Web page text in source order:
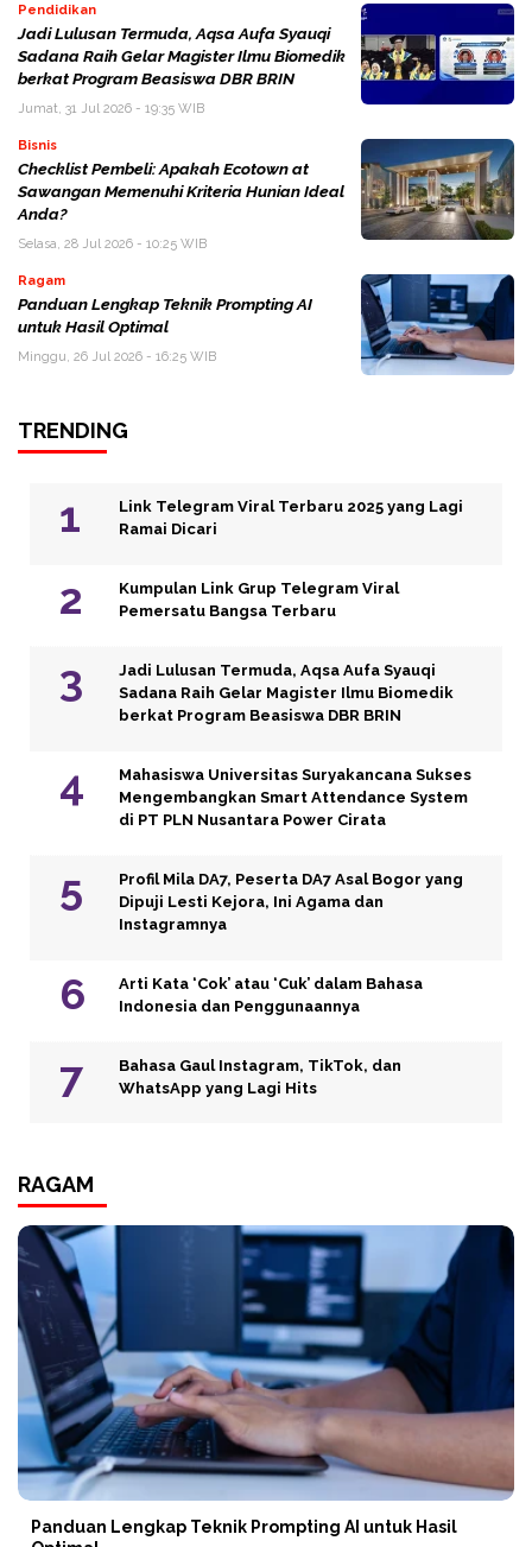
Pendidikan
Jadi Lulusan Termuda, Aqsa Aufa Syauqi
Sadana Raih Gelar Magister Ilmu Biomedik
berkat Program Beasiswa DBR BRIN
Jumat, 31 Jul 2026 - 19:35 WIB
Bisnis
Checklist Pembeli: Apakah Ecotown at
Sawangan Memenuhi Kriteria Hunian Ideal
Anda?
Selasa, 28 Jul 2026 - 10:25 WIB
Ragam
Panduan Lengkap Teknik Prompting AI
untuk Hasil Optimal
Minggu, 26 Jul 2026 - 16:25 WIB
TRENDING
Link Telegram Viral Terbaru 2025 yang Lagi
Ramai Dicari
Kumpulan Link Grup Telegram Viral
Pemersatu Bangsa Terbaru
Jadi Lulusan Termuda, Aqsa Aufa Syauqi
Sadana Raih Gelar Magister Ilmu Biomedik
berkat Program Beasiswa DBR BRIN
Mahasiswa Universitas Suryakancana Sukses
Mengembangkan Smart Attendance System
di PT PLN Nusantara Power Cirata
Profil Mila DA7, Peserta DA7 Asal Bogor yang
Dipuji Lesti Kejora, Ini Agama dan
Instagramnya
Arti Kata ‘Cok’ atau ‘Cuk’ dalam Bahasa
Indonesia dan Penggunaannya
Bahasa Gaul Instagram, TikTok, dan
WhatsApp yang Lagi Hits
RAGAM
Panduan Lengkap Teknik Prompting AI untuk Hasil